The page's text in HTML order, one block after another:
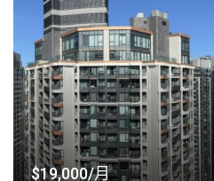
$19,000/月